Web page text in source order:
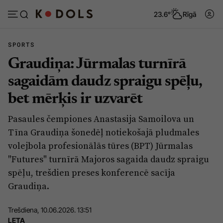
23.6° Rīgā
Abonēt Pieslēgties
Ziņas
Politika
Pašvaldības
Izglītība
Veselība
Vide
Tēmas
Viedokļi
Dzīve un ticība
Ekonomika
Krimināli
SPORTS
Graudiņa: Jūrmalas turnīrā
sagaidām daudz spraigu spēļu,
bet mērķis ir uzvarēt
Pasaules čempiones Anastasija Samoilova un
Tīna Graudiņa šonedēļ notiekošajā pludmales
volejbola profesionālās tūres (BPT) Jūrmalas
"Futures" turnīrā Majoros sagaida daudz spraigu
spēļu, trešdien preses konferencē sacīja
Graudiņa.
Trešdiena, 10.06.2026. 13:51
LETA